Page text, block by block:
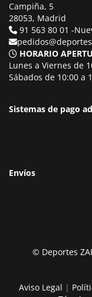
Campiña, 5
28053, Madrid
91 563 80 01 -
HORARIO
Lunes a Viernes de
Sábados de 10:00 a
Sistemas de pago
Envíos
© Deportes
Aviso Legal |